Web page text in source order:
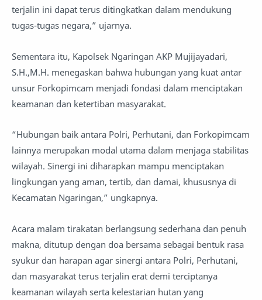
terjalin ini dapat terus ditingkatkan dalam mendukung
tugas-tugas negara,” ujarnya.
Sementara itu, Kapolsek Ngaringan AKP Mujijayadari,
S.H.,M.H. menegaskan bahwa hubungan yang kuat antar
unsur Forkopimcam menjadi fondasi dalam menciptakan
keamanan dan ketertiban masyarakat.
“Hubungan baik antara Polri, Perhutani, dan Forkopimcam
lainnya merupakan modal utama dalam menjaga stabilitas
wilayah. Sinergi ini diharapkan mampu menciptakan
lingkungan yang aman, tertib, dan damai, khususnya di
Kecamatan Ngaringan,” ungkapnya.
Acara malam tirakatan berlangsung sederhana dan penuh
makna, ditutup dengan doa bersama sebagai bentuk rasa
syukur dan harapan agar sinergi antara Polri, Perhutani,
dan masyarakat terus terjalin erat demi terciptanya
keamanan wilayah serta kelestarian hutan yang